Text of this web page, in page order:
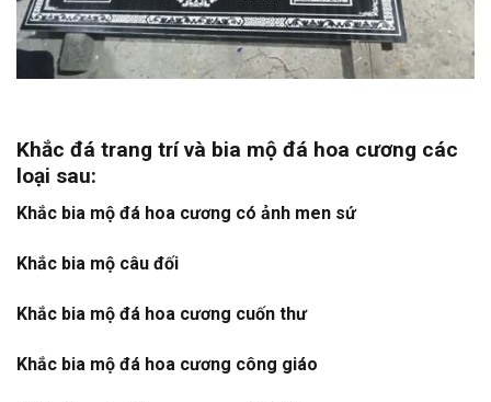
Khắc đá trang trí và bia mộ đá hoa cương các
loại sau:
Khắc bia mộ đá hoa cương có ảnh men sứ
Khắc bia mộ câu đối
Khắc bia mộ đá hoa cương cuốn thư
Khắc bia mộ đá hoa cương công giáo